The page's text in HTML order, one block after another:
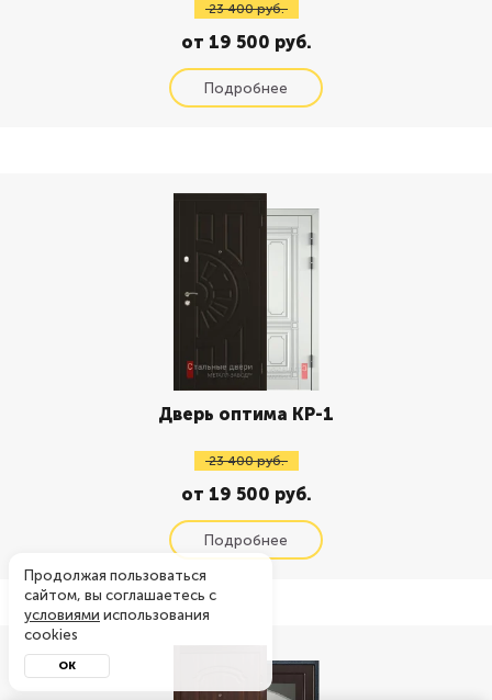
23 400 руб.
от 19 500 руб.
Дверь оптима КР-1
23 400 руб.
от 19 500 руб.
Продолжая пользоваться
сайтом, вы соглашаетесь с
условиями использования
cookies
ОК